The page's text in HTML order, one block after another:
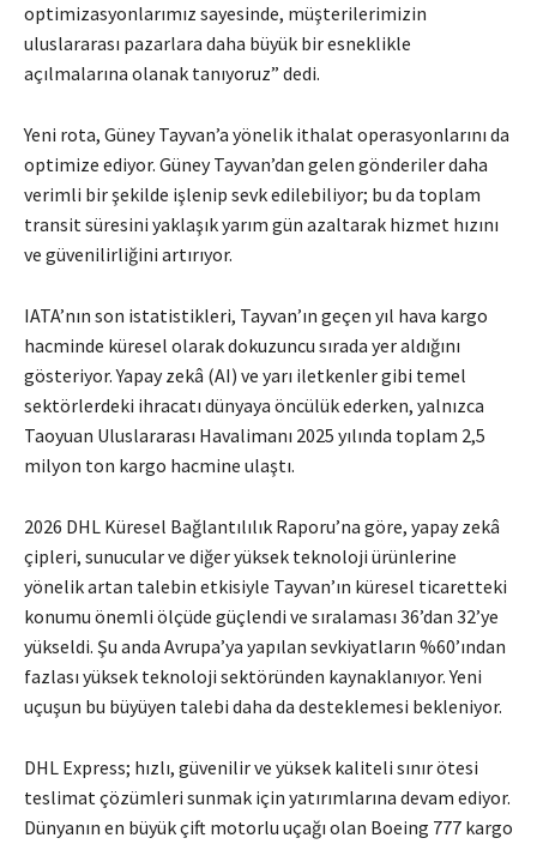
optimizasyonlarımız sayesinde, müşterilerimizin
uluslararası pazarlara daha büyük bir esneklikle
açılmalarına olanak tanıyoruz” dedi.
Yeni rota, Güney Tayvan’a yönelik ithalat operasyonlarını da
optimize ediyor. Güney Tayvan’dan gelen gönderiler daha
verimli bir şekilde işlenip sevk edilebiliyor; bu da toplam
transit süresini yaklaşık yarım gün azaltarak hizmet hızını
ve güvenilirliğini artırıyor.
IATA’nın son istatistikleri, Tayvan’ın geçen yıl hava kargo
hacminde küresel olarak dokuzuncu sırada yer aldığını
gösteriyor. Yapay zekâ (AI) ve yarı iletkenler gibi temel
sektörlerdeki ihracatı dünyaya öncülük ederken, yalnızca
Taoyuan Uluslararası Havalimanı 2025 yılında toplam 2,5
milyon ton kargo hacmine ulaştı.
2026 DHL Küresel Bağlantılılık Raporu’na göre, yapay zekâ
çipleri, sunucular ve diğer yüksek teknoloji ürünlerine
yönelik artan talebin etkisiyle Tayvan’ın küresel ticaretteki
konumu önemli ölçüde güçlendi ve sıralaması 36’dan 32’ye
yükseldi. Şu anda Avrupa’ya yapılan sevkiyatların %60’ından
fazlası yüksek teknoloji sektöründen kaynaklanıyor. Yeni
uçuşun bu büyüyen talebi daha da desteklemesi bekleniyor.
DHL Express; hızlı, güvenilir ve yüksek kaliteli sınır ötesi
teslimat çözümleri sunmak için yatırımlarına devam ediyor.
Dünyanın en büyük çift motorlu uçağı olan Boeing 777 kargo